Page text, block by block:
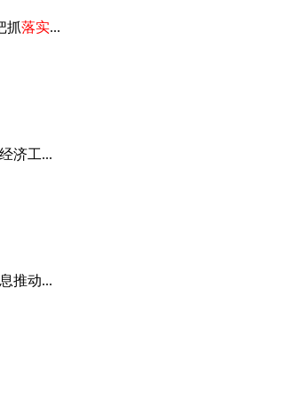
抓落实...
济工...
推动...